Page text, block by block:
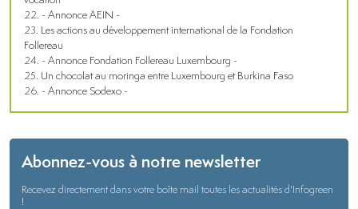
- Annonce AEIN -
Les actions au développement international de la Fondation
Follereau
- Annonce Fondation Follereau Luxembourg -
Un chocolat au moringa entre Luxembourg et Burkina Faso
- Annonce Sodexo -
Abonnez-vous à notre newsletter
Recevez directement dans votre boîte mail toutes les actualités d'Infogreen
!